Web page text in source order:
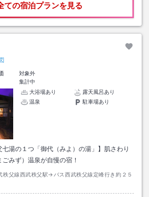
ての宿泊プランを見る
対象外
集計中
大浴場あり
露天風呂あり
温泉
駐車場あり
七湯の１つ「御代（みよ）の湯」】肌さわり
みず）温泉が自慢の宿！
秩父線西武秩父駅→バス西武秩父線定峰行き約２５